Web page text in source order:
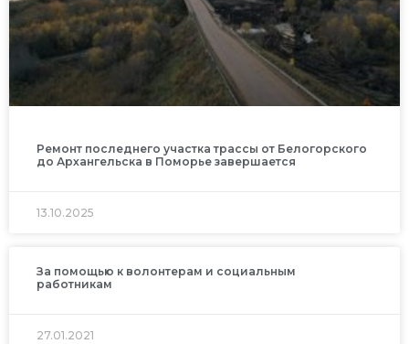
Ремонт последнего участка трассы от Белогорского
до Архангельска в Поморье завершается
13.10.2025
За помощью к волонтерам и социальным
работникам
27.01.2021